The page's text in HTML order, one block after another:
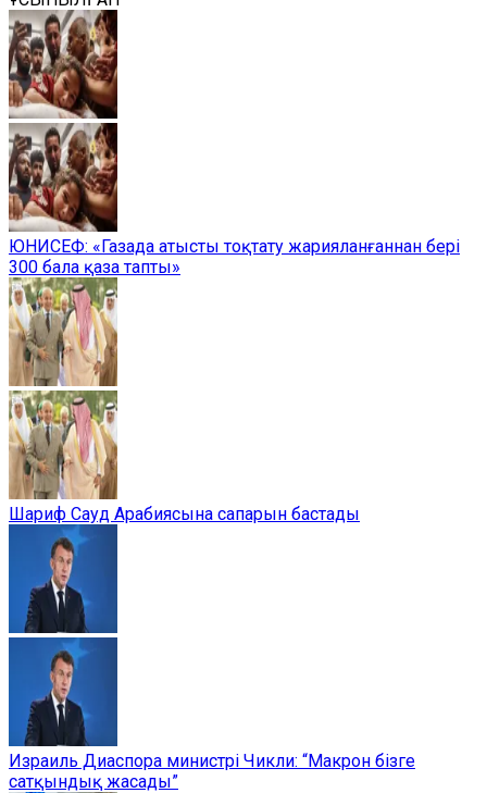
ЮНИСЕФ: «Газада атысты тоқтату жарияланғаннан бері
300 бала қаза тапты»
Шариф Сауд Арабиясына сапарын бастады
Израиль Диаспора министрі Чикли: “Макрон бізге
сатқындық жасады”